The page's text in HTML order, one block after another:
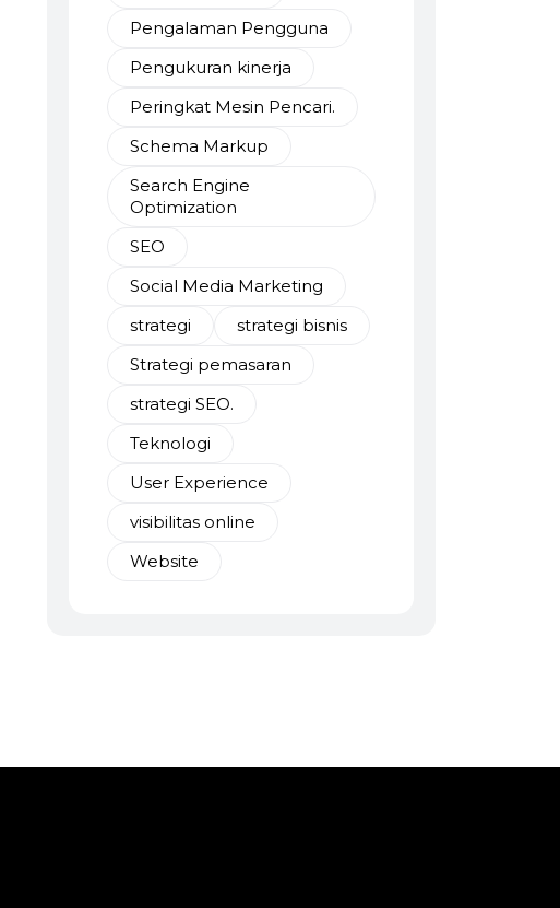
Pengalaman Pengguna
Pengukuran kinerja
Peringkat Mesin Pencari.
Schema Markup
Search Engine
Optimization
SEO
Social Media Marketing
strategi
strategi bisnis
Strategi pemasaran
strategi SEO.
Teknologi
User Experience
visibilitas online
Website